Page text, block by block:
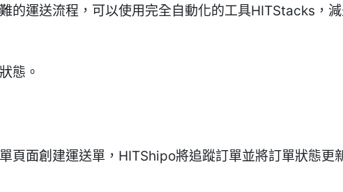
的運送流程，可以使用完全自動化的工具HITStacks，
態。
頁面創建運送單，HITShipo將追蹤訂單並將訂單狀態更